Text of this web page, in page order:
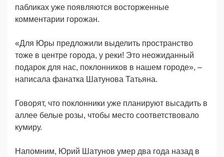
пабликах уже появляются восторженные
комментарии горожан.
«Для Юры предложили выделить пространство
тоже в центре города, у реки! Это неожиданный
подарок для нас, поклонников в нашем городе», –
написала фанатка Шатунова Татьяна.
Говорят, что поклонники уже планируют высадить в
аллее белые розы, чтобы место соответствовало
кумиру.
Напомним, Юрий Шатунов умер два года назад в